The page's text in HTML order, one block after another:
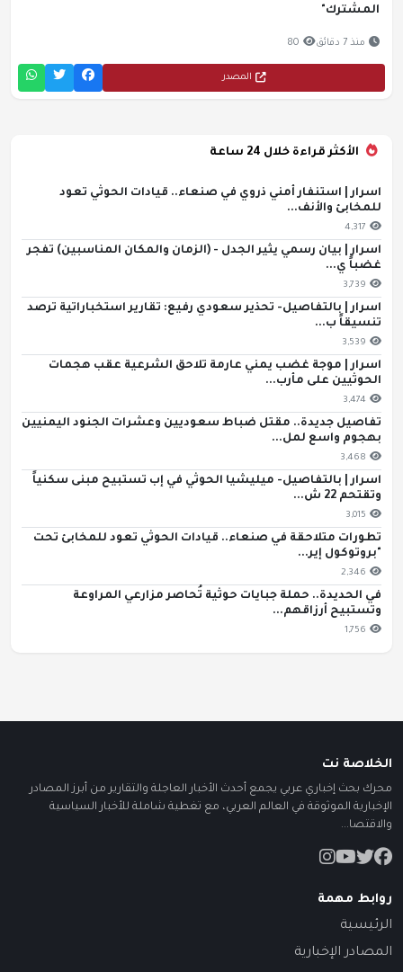
المشترك"
منذ 7 دقائق 80
المصدر
الأكثر قراءة خلال 24 ساعة
اسرار | استنفار أمني ذروي في صنعاء.. قيادات الحوثي تعود
للمخابئ والأنف...
4,317
اسرار | بيان رسمي يثير الجدل - (الزمان والمكان المناسبين) تفجر
غضباً ي...
3,739
اسرار | بالتفاصيل- تحذير سعودي رفيع: تقارير استخباراتية ترصد
تنسيقاً ب...
3,539
اسرار | موجة غضب يمني عارمة تلاحق الشرعية عقب هجمات
الحوثيين على مأرب...
3,474
تفاصيل جديدة.. مقتل ضباط سعوديين وعشرات الجنود اليمنيين
بهجوم واسع لمل...
3,468
اسرار | بالتفاصيل- ميليشيا الحوثي في إب تستبيح مبنى سكنياً
وتقتحم 22 ش...
3,015
تطورات متلاحقة في صنعاء.. قيادات الحوثي تعود للمخابئ تحت
"بروتوكول إير...
2,346
في الحديدة.. حملة جبايات حوثية تُحاصر مزارعي المراوعة
وتستبيح أرزاقهم...
1,756
الخلاصة نت
محرك بحث إخباري عربي يجمع أحدث الأخبار العاجلة والتقارير من أبرز المصادر
الإخبارية الموثوقة في العالم العربي، مع تغطية شاملة للأخبار السياسية
والاقتصا...
روابط مهمة
الرئيسية
المصادر الإخبارية